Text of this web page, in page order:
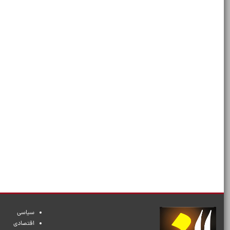
سیاسی
اقتصادی